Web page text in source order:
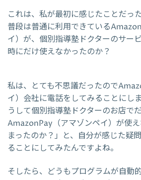
これは、私が最初に感じたことだっ
普段は普通に利用できている
イ）が、個別指導塾ドクターのサー
時にだけ使えなかったのか？
私は、とても不思議だったので
イ）会社に電話をしてみることにし
うして個別指導塾ドクターのお店でだ
AmazonPay（アマゾンペイ）が使
まったのか？」と、自分が感じた疑
ることにしてみたんですよね。
そしたら、どうもプログラムが自動的